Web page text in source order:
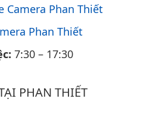
Camera Phan Thiết
Phan Thiết
7:30 – 17:30
PHAN THIẾT